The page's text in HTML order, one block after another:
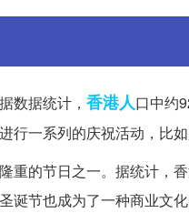
数据统计， 香港人口中约
一系列的庆祝活动，比如
重的节日之一。据统计，
诞节也成为了一种商业文